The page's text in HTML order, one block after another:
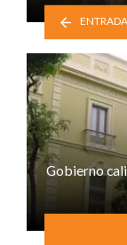
Gobierno